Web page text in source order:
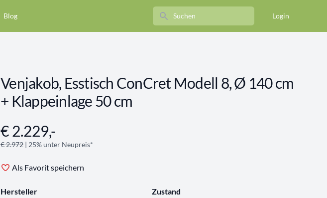
Blog Search Login
Venjakob, Esstisch ConCret Modell 8, Ø 140 cm
+ Klappeinlage 50 cm
Angebotsinformationen
€ 2.229,-
€ 2.972 | 25% unter Neupreis*
Als Favorit speichern
Hersteller
Zustand